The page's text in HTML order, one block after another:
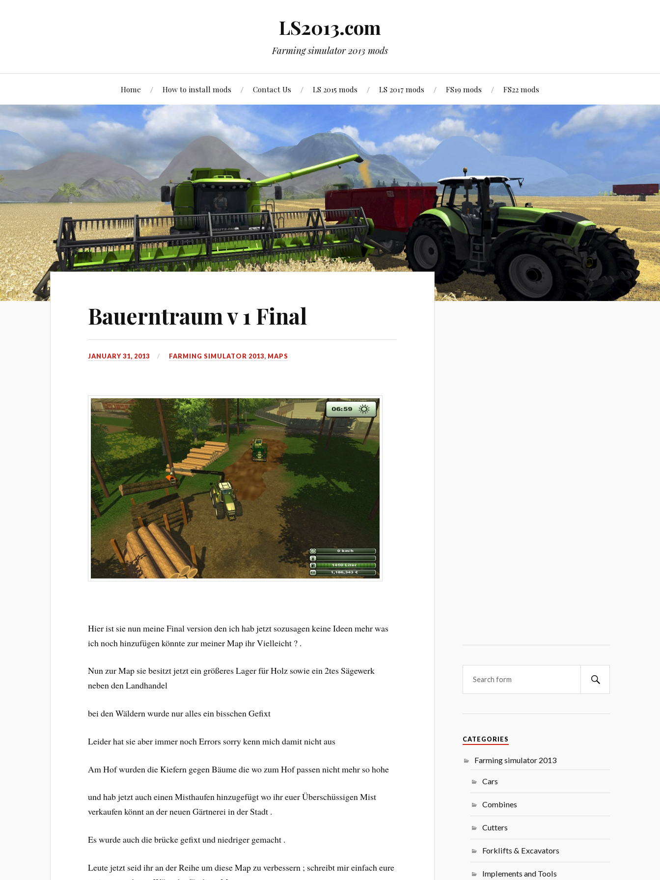
LS2013.com
Farming simulator 2013 mods
Home How to install mods Contact Us LS 2015 mods LS 2017 mods FS19 mods FS22 mods
Bauerntraum v 1 Final
JANUARY 31, 2013 FARMING SIMULATOR 2013, MAPS
Hier ist sie nun meine Final version den ich hab jetzt sozusagen keine Ideen mehr was
ich noch hinzufügen könnte zur meiner Map ihr Vielleicht ? .
Nun zur Map sie besitzt jetzt ein größeres Lager für Holz sowie ein 2tes Sägewerk
neben den Landhandel
bei den Wäldern wurde nur alles ein bisschen Gefixt
Leider hat sie aber immer noch Errors sorry kenn mich damit nicht aus
Am Hof wurden die Kiefern gegen Bäume die wo zum Hof passen nicht mehr so hohe
und hab jetzt auch einen Misthaufen hinzugefügt wo ihr euer Überschüssigen Mist
verkaufen könnt an der neuen Gärtnerei in der Stadt .
Es wurde auch die brücke gefixt und niedriger gemacht .
Leute jetzt seid ihr an der Reihe um diese Map zu verbessern ; schreibt mir einfach eure
CATEGORIES
Farming simulator 2013
Cars
Combines
Cutters
Forklifts & Excavators
Implements and Tools